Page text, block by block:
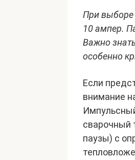
При выборе
10 ампер.
Важно
особенно
Если
внимание
сварочный
паузы) с